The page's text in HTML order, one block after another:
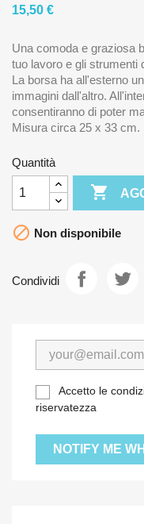
15,50 €
Una comoda e graziosa
tuo lavoro e gli strumenti
La borsa ha all'esterno
immagini dall'altro.
consentiranno di poter
Misura circa 25 x 33 cm.
Quantità

 Non disponibile
Condividi
Accetto le
riservatezza
NOTIFY ME